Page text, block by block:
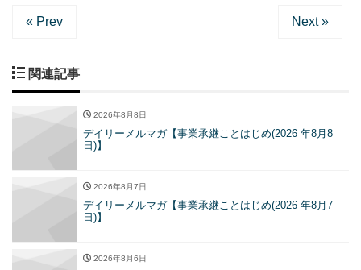
« Prev Next »
関連記事
2026年8月8日
デイリーメルマガ【事業承継ことはじめ(2026 年8月8
日)】
2026年8月7日
デイリーメルマガ【事業承継ことはじめ(2026 年8月7
日)】
2026年8月6日